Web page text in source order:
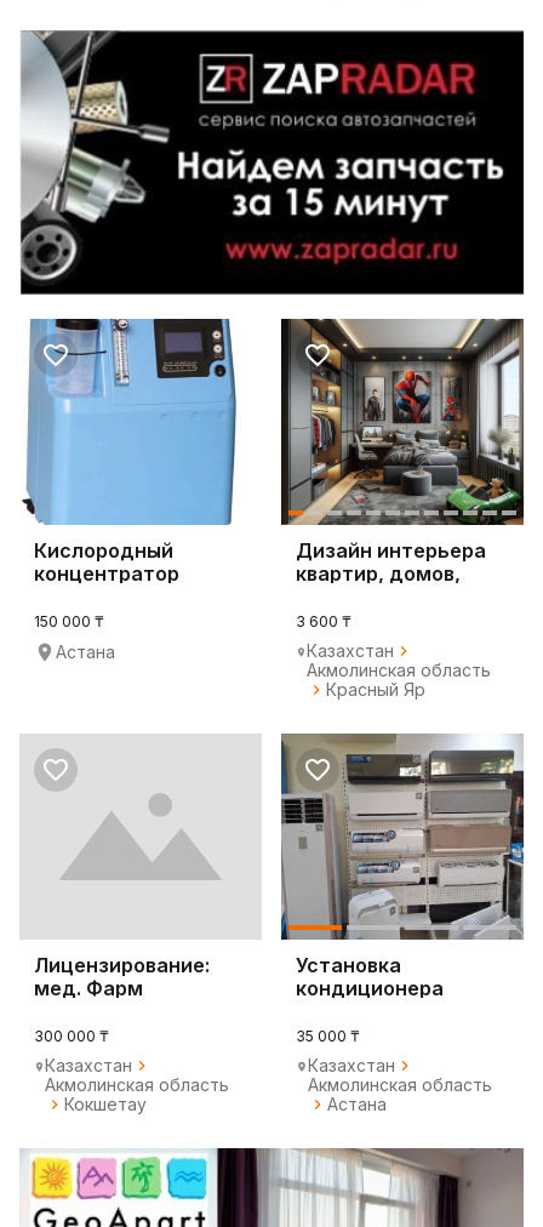
Кислородный
концентратор
150 000 ₸
Астана
Дизайн интерьера
квартир, домов,
3 600 ₸
Казахстан
Акмолинская область
Красный Яр
Лицензирование:
мед. Фарм
300 000 ₸
Казахстан
Акмолинская область
Кокшетау
Установка
кондиционера
35 000 ₸
Казахстан
Акмолинская область
Астана